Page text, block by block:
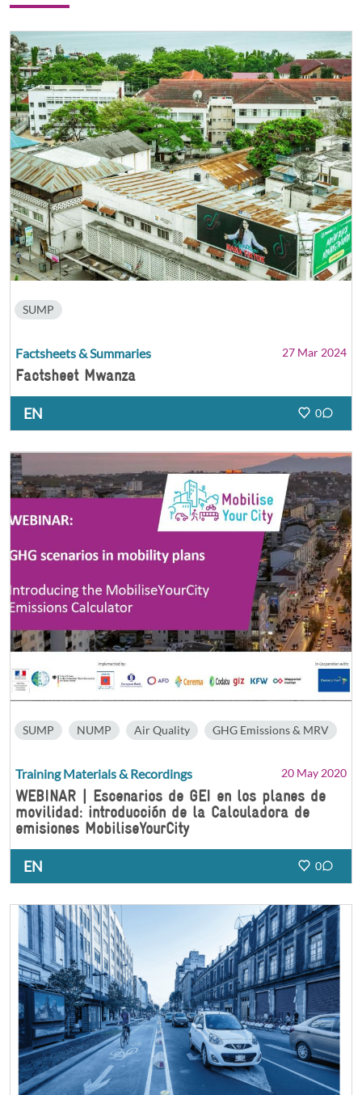
SUMP
Factsheets & Summaries 27 Mar 2024
Factsheet Mwanza
EN 0
SUMP NUMP Air Quality GHG Emissions & MRV
Training Materials & Recordings 20 May 2020
WEBINAR | Escenarios de GEI en los planes de
movilidad: introducción de la Calculadora de
emisiones MobiliseYourCity
EN 0